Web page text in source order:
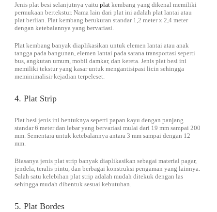
Jenis plat besi selanjutnya yaitu plat kembang yang dikenal memiliki
permukaan bertekstur. Nama lain dari plat ini adalah plat lantai atau
plat berlian. Plat kembang berukuran standar 1,2 meter x 2,4 meter
dengan ketebalannya yang bervariasi.
Plat kembang banyak diaplikasikan untuk elemen lantai atau anak
tangga pada bangunan, elemen lantai pada sarana transportasi seperti
bus, angkutan umum, mobil damkar, dan kereta. Jenis plat besi ini
memiliki tekstur yang kasar untuk mengantisipasi licin sehingga
meminimalisir kejadian terpeleset.
4. Plat Strip
Plat besi jenis ini bentuknya seperti papan kayu dengan panjang
standar 6 meter dan lebar yang bervariasi mulai dari 19 mm sampai 200
mm. Sementara untuk ketebalannya antara 3 mm sampai dengan 12
mm.
Biasanya jenis plat strip banyak diaplikasikan sebagai material pagar,
jendela, teralis pintu, dan berbagai konstruksi pengaman yang lainnya.
Salah satu kelebihan plat strip adalah mudah ditekuk dengan las
sehingga mudah dibentuk sesuai kebutuhan.
5. Plat Bordes